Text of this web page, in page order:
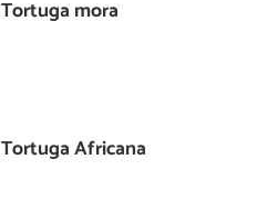
Tortuga mora
Tortuga Africana